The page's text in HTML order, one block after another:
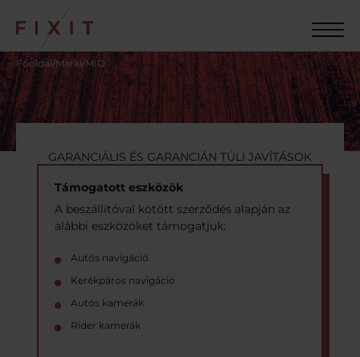
Főoldal/Marki/MIO
GARANCIÁLIS ÉS GARANCIÁN TÚLI JAVÍTÁSOK
Támogatott eszközök
A beszállítóval kötött szerződés alapján az
alábbi eszközöket támogatjuk:
Autós navigáció
Kerékpáros navigáció
Autós kamerák
Rider kamerák